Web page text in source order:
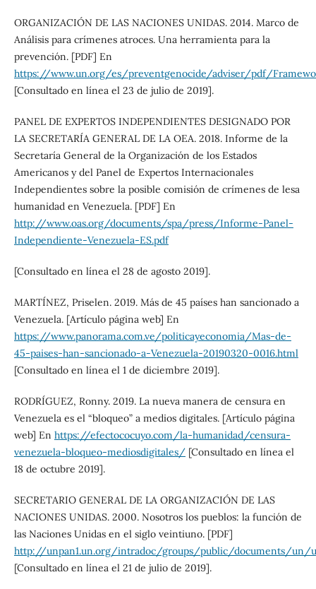
ORGANIZACIÓN DE LAS NACIONES UNIDAS. 2014. Marco de
Análisis para crímenes atroces. Una herramienta para la
prevención. [PDF] En
https://www.un.org/es/preventgenocide/adviser/pdf/
[Consultado en línea el 23 de julio de 2019].
PANEL DE EXPERTOS INDEPENDIENTES DESIGNADO POR
LA SECRETARÍA GENERAL DE LA OEA. 2018. Informe de la
Secretaría General de la Organización de los Estados
Americanos y del Panel de Expertos Internacionales
Independientes sobre la posible comisión de crímenes de lesa
humanidad en Venezuela. [PDF] En
http://www.oas.org/documents/spa/press/Informe-Panel-
Independiente-Venezuela-ES.pdf
[Consultado en línea el 28 de agosto 2019].
MARTÍNEZ, Priselen. 2019. Más de 45 países han sancionado a
Venezuela. [Artículo página web] En
https://www.panorama.com.ve/politicayeconomia/Mas-de-
45-paises-han-sancionado-a-Venezuela-20190320-0016.html
[Consultado en línea el 1 de diciembre 2019].
RODRÍGUEZ, Ronny. 2019. La nueva manera de censura en
Venezuela es el “bloqueo” a medios digitales. [Artículo página
web] En https://efectococuyo.com/la-humanidad/censura-
venezuela-bloqueo-mediosdigitales/[Consultado en línea el
18 de octubre 2019].
SECRETARIO GENERAL DE LA ORGANIZACIÓN DE LAS
NACIONES UNIDAS. 2000. Nosotros los pueblos: la función de
las Naciones Unidas en el siglo veintiuno. [PDF]
http://unpan1.un.org/intradoc/groups/public/documents/un/
[Consultado en línea el 21 de julio de 2019].